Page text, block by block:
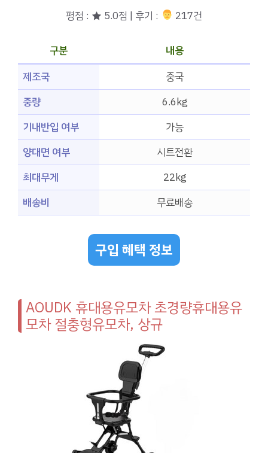
평점 : ★ 5.0점 | 후기 : ‍‍ 217건
구분
내용
제조국
중국
중량
6.6kg
기내반입 여부
가능
양대면 여부
시트전환
최대무게
22kg
배송비
무료배송
구입 혜택 정보
AOUDK 휴대용유모차 초경량휴대용유
모차 절충형유모차, 상규